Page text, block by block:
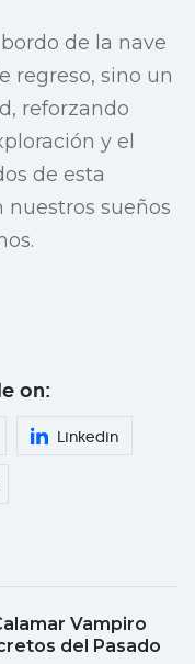
de la nave
regreso, sino un
reforzando
y el
de esta
sueños
on:
Linkedin
Vampiro
del Pasado